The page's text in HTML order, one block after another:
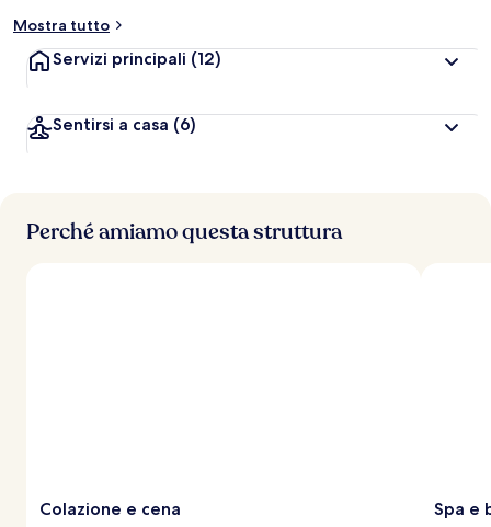
z
a
Mostra tutto
Servizi principali (12)
Sentirsi a casa (6)
Perché amiamo questa struttura
Colazione e cena Spa e